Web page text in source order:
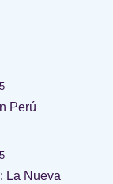
Perú
La Nueva